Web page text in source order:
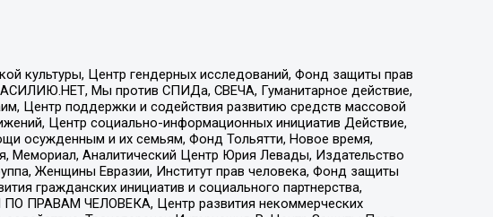
культуры, Центр гендерных исследований, Фонд защиты прав
Мы против СПИДа, СВЕЧА, Гуманитарное действие,
Центр поддержки и содействия развитию средств массовой
Центр социально-информационных инициатив Действие,
осужденным и их семьям, Фонд Тольятти, Новое время,
Мемориал, Аналитический Центр Юрия Левады, Издательство
Женщины Евразии, Институт прав человека, Фонд защиты
гражданских инициатив и социального партнерства,
ПО ПРАВАМ ЧЕЛОВЕКА, Центр развития некоммерческих